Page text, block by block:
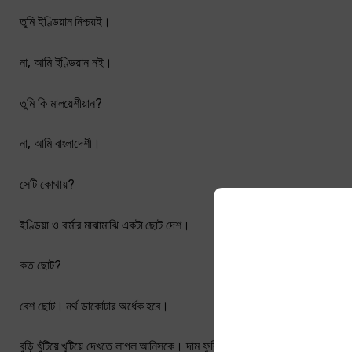
তুমি ইণ্ডিয়ান নিশ্চয়ই।
না, আমি ইণ্ডিয়ান নই।
তুমি কি মালয়েশীয়ান?
না, আমি বাংলাদেশী।
সেটি কোথায়?
ইণ্ডিয়া ও বার্মার মাঝামাঝি একটা ছোট দেশ।
কত ছোট?
বেশ ছোট। নর্থ ডাকোটার অর্ধেক হবে।
বুড়ি খুঁটিয়ে খুটিয়ে দেখতে লাগল আনিসকে। দাম ফুরিয়ে গেছে নিশ্চয়ই। বিশ্রাম নিয়ে